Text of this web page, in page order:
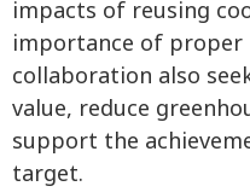
impacts of reusing
importance of proper
collaboration also
value, reduce
support the
target.